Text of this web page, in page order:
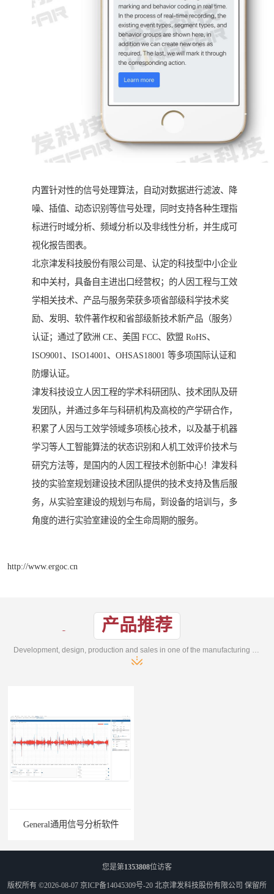
内置针对性的信号处理算法，自动对数据进行滤波、降
噪、插值、动态识别等信号处理，同时支持各种生理指
标进行时域分析、频域分析以及非线性分析，并生成可
视化报告图表。
北京津发科技股份有限公司是、认定的科技型中小企业
和中关村，具备自主进出口经营权；的人因工程与工效
学相关技术、产品与服务荣获多项省部级科学技术奖
励、发明、软件著作权和省部级新技术新产品（服务）
认证；通过了欧洲 CE、美国 FCC、欧盟 RoHS、
ISO9001、ISO14001、OHSAS18001 等多项国际认证和
防爆认证。
津发科技设立人因工程的学术科研团队、技术团队及研
发团队，并通过多年与科研机构及高校的产学研合作，
积累了人因与工效学领域多项核心技术，以及基于机器
学习等人工智能算法的状态识别和人机工效评价技术与
研究方法等，是国内的人因工程技术创新中心！津发科
技的实验室规划建设技术团队提供的技术支持及售后服
务，从实验室建设的规划与布局，到设备的培训与，多
角度的进行实验室建设的全生命周期的服务。
http://www.ergoc.cn
产品推荐
Development, design, production and sales in one of the manufacturing enterprises
General通用信号分析软件
您是第1353808位访客
版权所有 ©2026-08-07 京ICP备14045309号-20 北京津发科技股份有限公司 保留所